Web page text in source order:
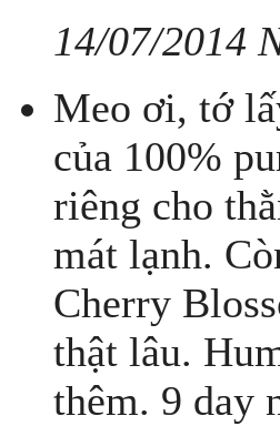
14/07/2014
Meo ơi, tớ
của 100%
riêng cho
mát lạnh.
Cherry
thật lâu.
thêm. 9 day